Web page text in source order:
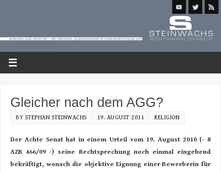
Gleicher nach dem AGG?
BY STEPHAN STEINWACHS 19. AUGUST 2011 RELIGION
Der Achte Senat hat in einem Urteil vom 19. August 2010 (- 8
AZR 466/09 -) seine Rechtsprechung noch einmal eingehend
bekräftigt, wonach die objektive Eignung einer Bewerberin für